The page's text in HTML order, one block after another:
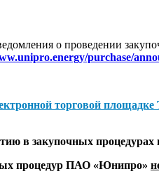
о проведении
purchase/
торговой
в закупочных
процедур ПАО «Юнипро»